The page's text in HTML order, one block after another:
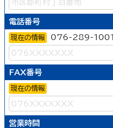
電話番号
現在の情報 076-289-1001
FAX番号
現在の情報
営業時間